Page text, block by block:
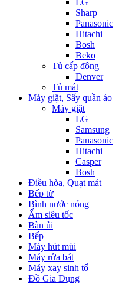
LG
Sharp
Panasonic
Hitachi
Bosh
Beko
Tủ cấp đông
Denver
Tủ mát
Máy giặt, Sấy quần áo
Máy giặt
LG
Samsung
Panasonic
Hitachi
Casper
Bosh
Điều hòa, Quạt mát
Bếp từ
Bình nước nóng
Ấm siêu tốc
Bàn ủi
Bếp
Máy hút mùi
Máy rửa bát
Máy xay sinh tố
Đồ Gia Dụng